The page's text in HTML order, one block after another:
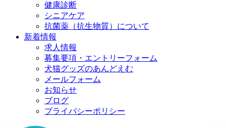
健康診断
シニアケア
抗菌薬（抗生物質）について
新着情報
求人情報
募集要項・エントリーフォーム
犬猫グッズのあんどえむ
メールフォーム
お知らせ
ブログ
プライバシーポリシー